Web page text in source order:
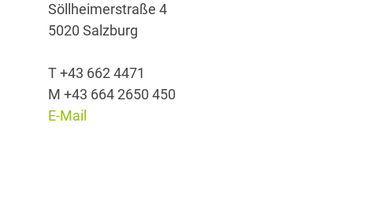
Söllheimerstraße 4
5020 Salzburg
T +43 662 4471
M +43 664 2650 450
E-Mail